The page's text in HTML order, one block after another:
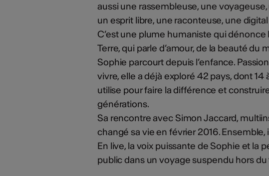
aussi une rassembleuse, une
un esprit libre, une raconteuse, une
C’est une plume humaniste qui
Terre, qui parle d’amour, de la beauté
Sophie parcourt depuis l’enfance.
vivre, elle a déjà exploré 42 pays, dont 14
utilise pour faire la différence et
générations.
Sa rencontre avec Simon Jaccard,
changé sa vie en février 2016.
En live, la voix puissante de Sophie et la
public dans un voyage suspendu hors